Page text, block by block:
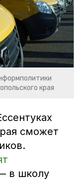
края
сможет
в школу